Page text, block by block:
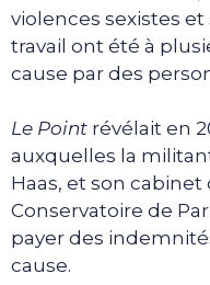
violences sexistes
travail ont été à
cause par des
Le Point révélait en
auxquelles la
Haas, et son
Conservatoire de
payer des
cause.